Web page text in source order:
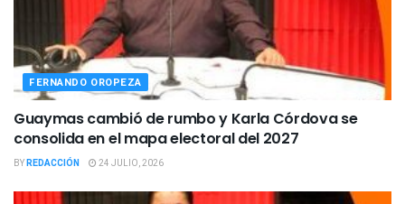
FERNANDO OROPEZA
Guaymas cambió de rumbo y Karla Córdova se
consolida en el mapa electoral del 2027
BYREDACCIÓN 24 JULIO, 2026